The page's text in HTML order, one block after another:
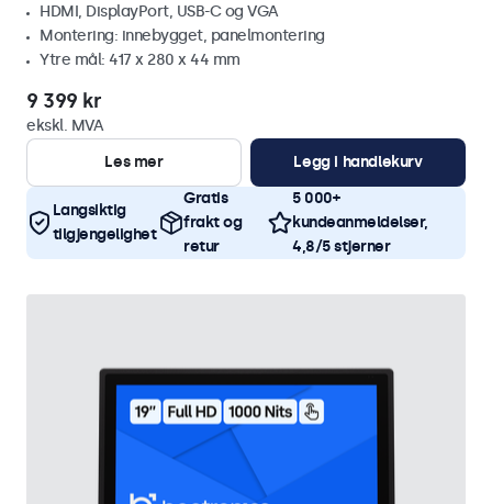
HDMI, DisplayPort, USB-C og VGA
Montering: innebygget, panelmontering
Ytre mål: 417 x 280 x 44 mm
9 399 kr
ekskl. MVA
Les mer
Legg i handlekurv
Langsiktig
tilgjengelighet
Gratis
frakt og
retur
5 000+
kundeanmeldelser,
4,8/5 stjerner